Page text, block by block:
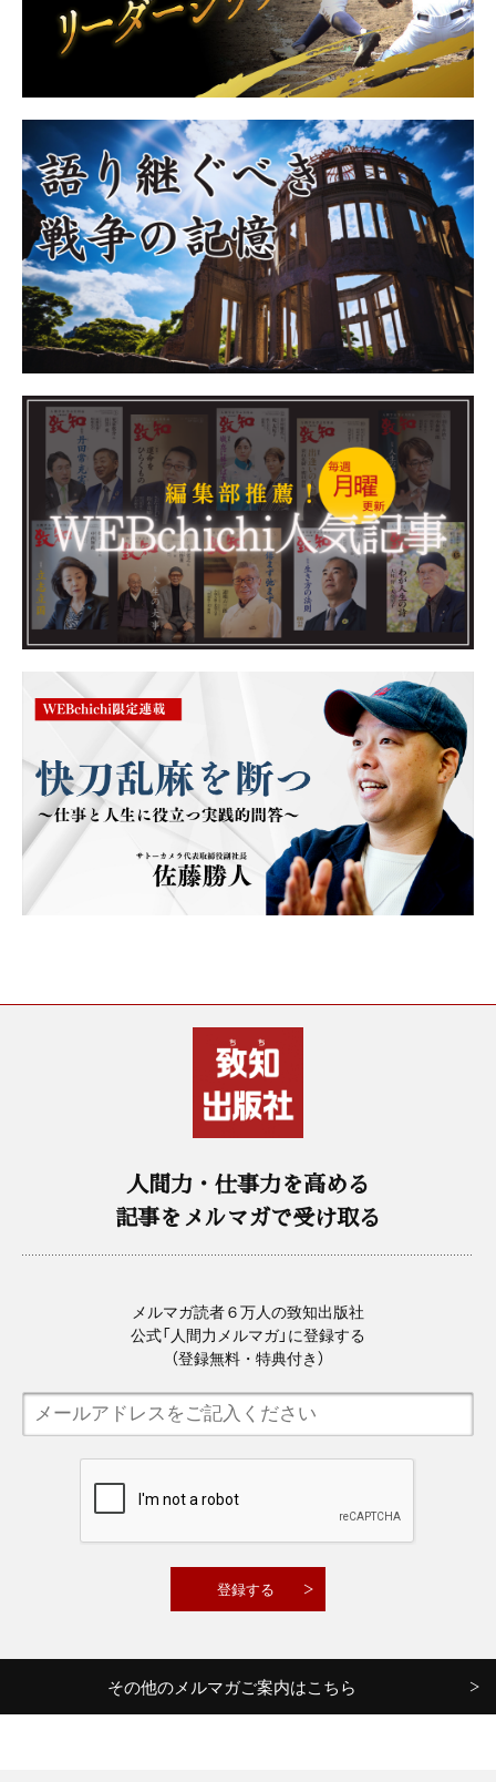
人間力・仕事力を高める
記事をメルマガで受け取る
メルマガ読者６万人の致知出版社
公式「人間力メルマガ」に登録する
（登録無料・特典付き）
その他のメルマガご案内はこちら